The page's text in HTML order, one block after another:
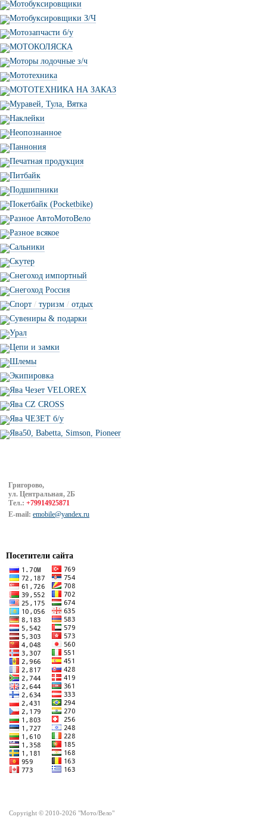
Мотобуксировщики
Мотобуксировщики З/Ч
Мотозапчасти б/у
МОТОКОЛЯСКА
Моторы лодочные з/ч
Мототехника
МОТОТЕХНИКА НА ЗАКАЗ
Муравей, Тула, Вятка
Наклейки
Неопознанное
Паннония
Печатная продукция
Питбайк
Подшипники
Покетбайк (Pocketbike)
Разное АвтоМотоВело
Разное всякое
Сальники
Скутер
Снегоход импортный
Снегоход Россия
Спорт / туризм / отдых
Сувениры & подарки
Урал
Цепи и замки
Шлемы
Экипировка
Ява Чезет VELOREX
Ява CZ CROSS
Ява ЧЕЗЕТ б/у
Ява50, Babetta, Simson, Pioneer
Григорово,
ул. Центральная, 2Б
Тел.: +79914925871
E-mail: emobile@yandex.ru
Посетители сайта
Copyright © 2010-2026 "Мото/Вело"